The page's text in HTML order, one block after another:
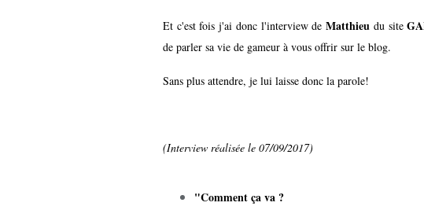
Et c'est fois j'ai donc l'interview deMatthieu du site
de parler sa vie de gameur à vous offrir sur le blog.
Sans plus attendre, je lui laisse donc la parole!
(Interview réalisée le 07/09/2017)
"Comment ça va ?